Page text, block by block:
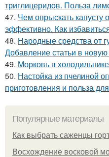
триглицеридов. Польза
47. Чем опрыскать капусту
эффективно. Как
48. Народные средства от
Добавление статьи в
49. Морковь в
50. Настойка из пчелиной
приготовления и польза
Популярные материалы
Как выбрать саженцы
Восхождение восковой